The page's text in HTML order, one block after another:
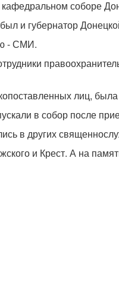
соборе
и губернатор
- СМИ.
лиц,
в собор после
в других
и Крест. А на